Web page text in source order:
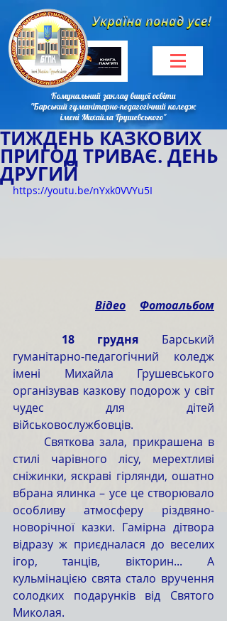
Комунальний заклад вищої освіти
"Барський гуманітарно-педагогічний коледж
імені Михайла Грушевського"
ТИЖДЕНЬ КАЗКОВИХ
ПРИГОД ТРИВАЄ. ДЕНЬ
ДРУГИЙ
https://youtu.be/nYxk0VVYu5I
Відео Фотоальбом
	18 грудня
Барський
гуманітарно-педагогічний коледж
імені Михайла Грушевського
організував казкову подорож у світ
чудес для дітей
військовослужбовців.
стилі чарівного лісу, мерехтливі
сніжинки, яскраві гірлянди, ошатно
вбрана ялинка – усе це створювало
особливу атмосферу різдвяно-
новорічної казки. Гамірна дітвора
відразу ж приєдналася до веселих
ігор, танців, вікторин... А
кульмінацією свята стало вручення
солодких подарунків від Святого
Миколая.